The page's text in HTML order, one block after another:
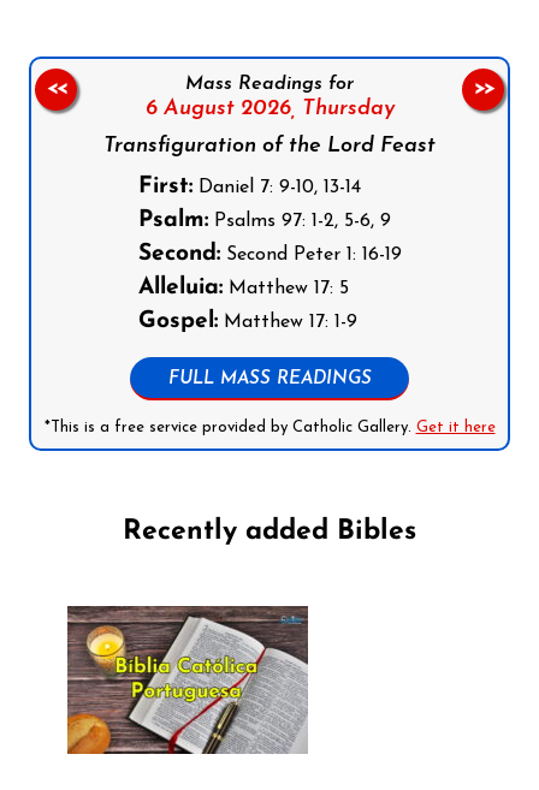
Mass Readings for
6 August 2026, Thursday
Transfiguration of the Lord Feast
First:Daniel 7: 9-10, 13-14
Psalm:Psalms 97: 1-2, 5-6, 9
Second:Second Peter 1: 16-19
Alleluia:Matthew 17: 5
Gospel:Matthew 17: 1-9
FULL MASS READINGS
*This is a free service provided by Catholic Gallery. Get it here
<< >>
Recently added Bibles